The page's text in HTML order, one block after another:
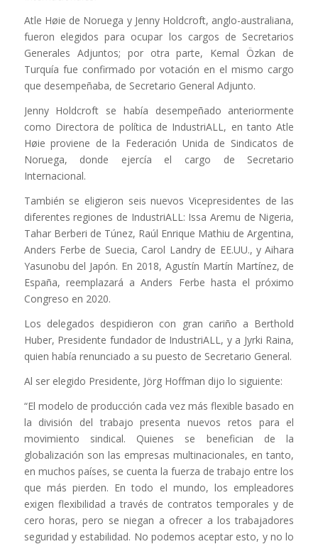
Atle Høie de Noruega y Jenny Holdcroft, anglo-australiana,
fueron elegidos para ocupar los cargos de Secretarios
Generales Adjuntos; por otra parte, Kemal Özkan de
Turquía fue confirmado por votación en el mismo cargo
que desempeñaba, de Secretario General Adjunto.
Jenny Holdcroft se había desempeñado anteriormente
como Directora de política de IndustriALL, en tanto Atle
Høie proviene de la Federación Unida de Sindicatos de
Noruega, donde ejercía el cargo de Secretario
Internacional.
También se eligieron seis nuevos Vicepresidentes de las
diferentes regiones de IndustriALL: Issa Aremu de Nigeria,
Tahar Berberi de Túnez, Raúl Enrique Mathiu de Argentina,
Anders Ferbe de Suecia, Carol Landry de EE.UU., y Aihara
Yasunobu del Japón. En 2018, Agustín Martín Martínez, de
España, reemplazará a Anders Ferbe hasta el próximo
Congreso en 2020.
Los delegados despidieron con gran cariño a Berthold
Huber, Presidente fundador de IndustriALL, y a Jyrki Raina,
quien había renunciado a su puesto de Secretario General.
Al ser elegido Presidente, Jörg Hoffman dijo lo siguiente:
“El modelo de producción cada vez más flexible basado en
la división del trabajo presenta nuevos retos para el
movimiento sindical. Quienes se benefician de la
globalización son las empresas multinacionales, en tanto,
en muchos países, se cuenta la fuerza de trabajo entre los
que más pierden. En todo el mundo, los empleadores
exigen flexibilidad a través de contratos temporales y de
cero horas, pero se niegan a ofrecer a los trabajadores
seguridad y estabilidad. No podemos aceptar esto, y no lo